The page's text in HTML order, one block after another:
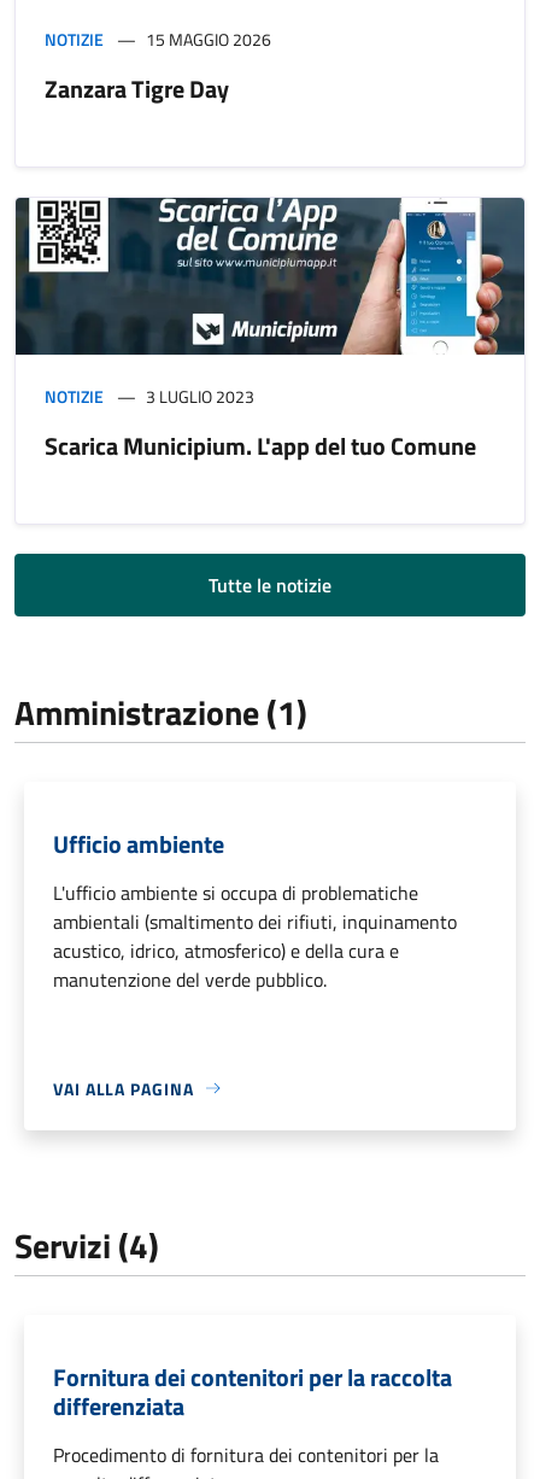
NOTIZIE 15 MAGGIO 2026
Zanzara Tigre Day
NOTIZIE 3 LUGLIO 2023
Scarica Municipium. L'app del tuo Comune
Tutte le notizie
Amministrazione (1)
Ufficio ambiente
L'ufficio ambiente si occupa di problematiche
ambientali (smaltimento dei rifiuti, inquinamento
acustico, idrico, atmosferico) e della cura e
manutenzione del verde pubblico.
VAI ALLA PAGINA
Servizi (4)
Fornitura dei contenitori per la raccolta
differenziata
Procedimento di fornitura dei contenitori per la